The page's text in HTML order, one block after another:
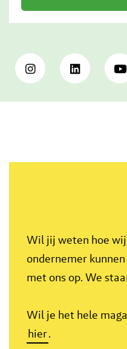
Wil jij weten hoe
ondernemer
met ons op. We
Wil je het hele
hier.